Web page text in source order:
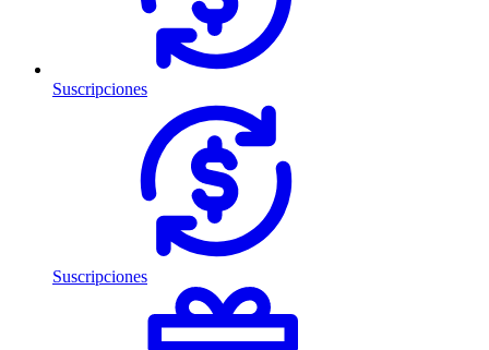
Suscripciones
Suscripciones